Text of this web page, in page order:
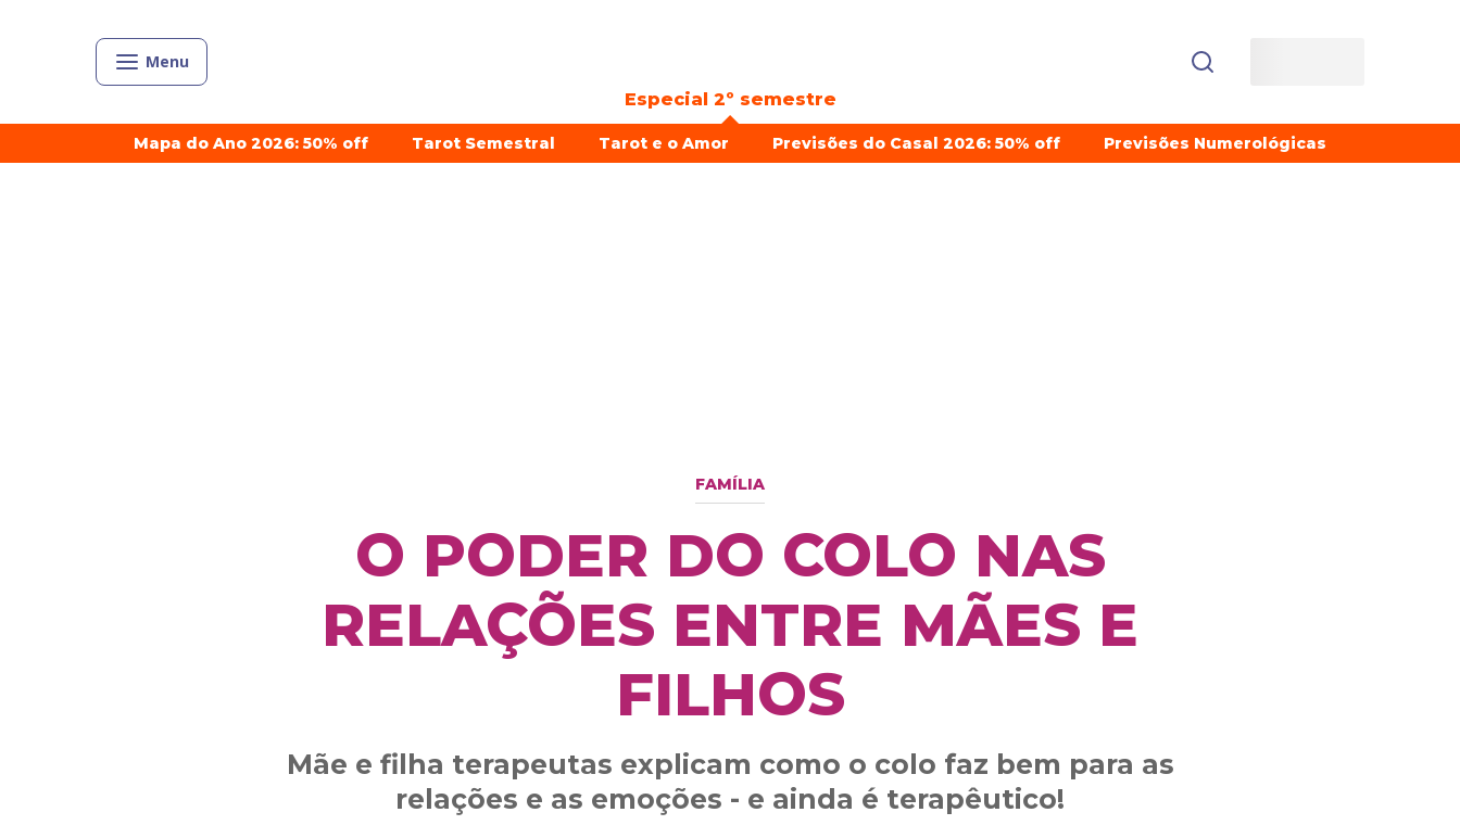
Menu
Especial 2º semestre
Mapa do Ano 2026: 50% off Tarot Semestral Tarot e o Amor Previsões do Casal 2026: 50% off Previsões Numerológicas
FAMÍLIA
O PODER DO COLO NAS
RELAÇÕES ENTRE MÃES E
FILHOS
Mãe e filha terapeutas explicam como o colo faz bem para as
relações e as emoções - e ainda é terapêutico!